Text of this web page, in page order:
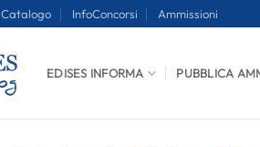
Catalogo InfoConcorsi Ammissioni
EDISES INFORMA PUBBLICA